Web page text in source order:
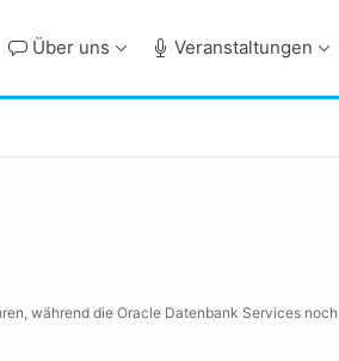
Über uns Veranstaltungen
während die Oracle Datenbank Services noch